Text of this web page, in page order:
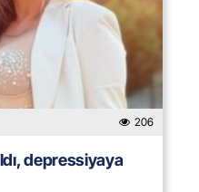
206
depressiyaya